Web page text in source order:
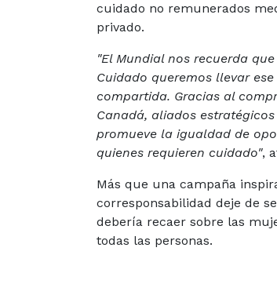
cuidado no remunerados
privado.
"El Mundial nos recuerda
Cuidado queremos llevar
compartida. Gracias al
Canadá, aliados
promueve la igualdad de
quienes requieren cuidado",
Más que una campaña
corresponsabilidad deje de
debería recaer sobre las
todas las personas.